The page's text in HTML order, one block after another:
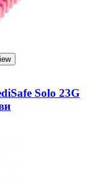
Solo 23G